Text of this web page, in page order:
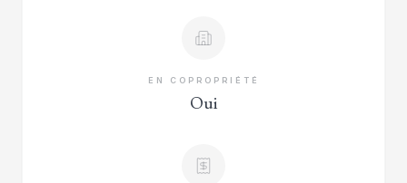
EN COPROPRIÉTÉ
Oui